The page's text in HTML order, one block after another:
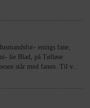
enings fane,
lie Blad, på Tølløse
står med fanen. Til v...